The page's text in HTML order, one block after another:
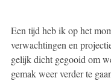
Een tijd heb ik op het
verwachtingen en
gelijk dicht gegooid om
gemak weer verder te